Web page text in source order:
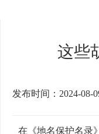
这些
发布时间：2024-08-
在《地名保护名录